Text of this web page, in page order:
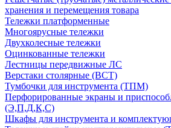
хранения и перемещения товара
Тележки платформенные
Многоярусные тележки
Двухколесные тележки
Оцинкованные тележки
Лестницы передвижные ЛС
Верстаки столярные (ВСТ)
Тумбочки для инструмента (ТПМ)
Перфорированные экраны и
(Э,П,Д,К,С)
Шкафы для инструмента и